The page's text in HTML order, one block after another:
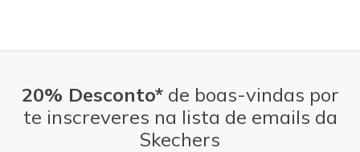
20% Desconto*de boas-vindas por
te inscreveres na lista de emails da
Skechers